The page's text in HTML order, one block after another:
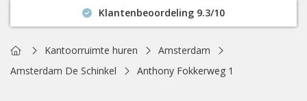
Klantenbeoordeling 9.3/10
Actuele beschikbaarheid
HomeKantoorruimte huren
Amsterdam
Amsterdam De Schinkel
Anthony Fokkerweg 1